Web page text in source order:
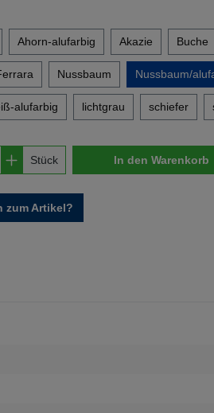
Ahorn-alufarbig Akazie Buche
Nussbaum Nussbaum/
alufarbig lichtgrau schiefer
Anzahl: Gib den
Stück In den Warenkorb
zum Artikel?